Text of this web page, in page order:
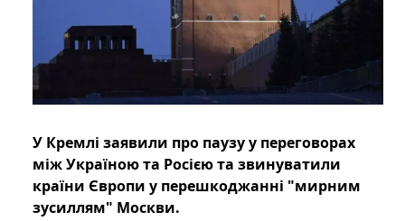
У Кремлі заявили про паузу у переговорах
між Україною та Росією та звинуватили
країни Європи у перешкоджанні "мирним
зусиллям" Москви.